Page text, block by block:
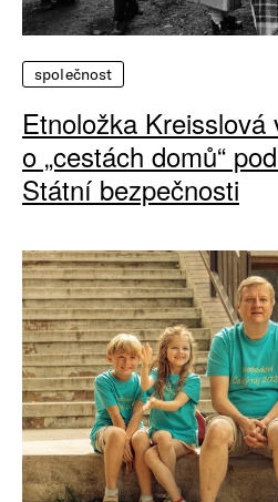
společnost
Etnoložka Kreisslová
o „cestách domů“
Státní bezpečnosti